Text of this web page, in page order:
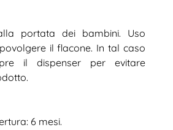
portata dei bambini. Uso
il flacone. In tal caso
il dispenser per evitare
6 mesi.